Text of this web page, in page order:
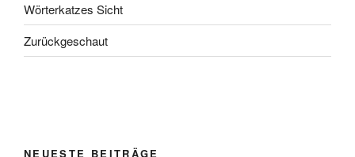
Wörterkatzes Sicht
Zurückgeschaut
NEUESTE BEITRÄGE